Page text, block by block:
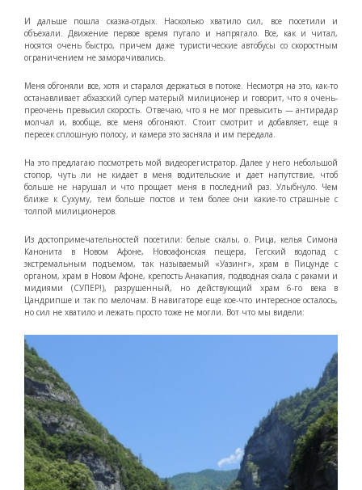
И дальше пошла сказка-отдых. Насколько хватило сил, все посетили и
объехали. Движение первое время пугало и напрягало. Все, как и читал,
носятся очень быстро, причем даже туристические автобусы со скоростным
ограничением не заморачивались.
Меня обгоняли все, хотя и старался держаться в потоке. Несмотря на это, как-то
останавливает абхазский супер матерый милиционер и говорит, что я очень-
преочень превысил скорость. Отвечаю, что я не мог превысить — антирадар
молчал и, вообще, все меня обгоняют. Стоит смотрит и добавляет, еще я
пересек сплошную полосу, и камера это засняла и им передала.
На это предлагаю посмотреть мой видеорегистратор. Далее у него небольшой
стопор, чуть ли не кидает в меня водительские и дает напутствие, чтоб
больше не нарушал и что прощает меня в последний раз. Улыбнуло. Чем
ближе к Сухуму, тем больше постов и тем более они какие-то страшные с
толпой милиционеров.
Из достопримечательностей посетили: белые скалы, о. Рица, келья Симона
Канонита в Новом Афоне, Новоафонская пещера, Гегский водопад с
экстремальным подъемом, так называемый «Уазинг», храм в Пицунде с
органом, храм в Новом Афоне, крепость Анакапия, подводная скала с раками и
мидиями (СУПЕР!), разрушенный, но действующий храм 6-го века в
Цандрипше и так по мелочам. В навигаторе еще кое-что интересное осталось,
но сил не хватило и лежать просто тоже не могли. Вот что мы видели: